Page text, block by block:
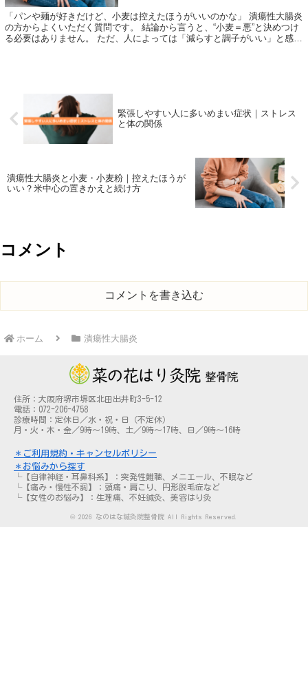
「パンや麺が好きだけど、小麦は控えたほうがいいのかな」 潰瘍性大腸炎
の方からよくいただく質問です。 結論から言うと、“小麦＝悪”と決めつけ
る必要はありません。 ただ、人によっては「減らすと調子がいい」と感じ
緊張しやすい人に多いめまい症状｜ストレス
と体の関係
潰瘍性大腸炎と小麦・小麦粉｜控えたほうが
いい？米中心の置きかえと続け方
コメント
コメントを書き込む
ホーム 潰瘍性大腸炎
住所：大阪府堺市堺区北田出井町3-5-12
電話：072-206-4758
診療時間：定休日／水・祝・日（不定休）
月・火・木・金／9時～19時、土／9時～17時、日／9時～16時
＊ご利用規約・キャンセルポリシー
＊お悩みから探す
└【自律神経・耳鼻科系】：突発性難聴、メニエール、不眠など
└【痛み・慢性不調】：頭痛・肩こり、円形脱毛症など
└【女性のお悩み】：生理痛、不妊鍼灸、美容はり灸
© 2026 なのはな鍼灸院整骨院 All Rights Reserved.